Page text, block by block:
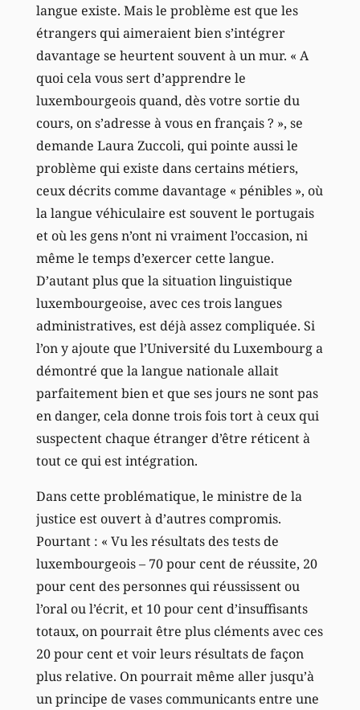
langue existe. Mais le problème est que les
étrangers qui aimeraient bien s’intégrer
davantage se heurtent souvent à un mur. « A
quoi cela vous sert d’apprendre le
luxembourgeois quand, dès votre sortie du
cours, on s’adresse à vous en français ? », se
demande Laura Zuccoli, qui pointe aussi le
problème qui existe dans certains métiers,
ceux décrits comme davantage « pénibles », où
la langue véhiculaire est souvent le portugais
et où les gens n’ont ni vraiment l’occasion, ni
même le temps d’exercer cette langue.
D’autant plus que la situation linguistique
luxembourgeoise, avec ces trois langues
administratives, est déjà assez compliquée. Si
l’on y ajoute que l’Université du Luxembourg a
démontré que la langue nationale allait
parfaitement bien et que ses jours ne sont pas
en danger, cela donne trois fois tort à ceux qui
suspectent chaque étranger d’être réticent à
tout ce qui est intégration.
Dans cette problématique, le ministre de la
justice est ouvert à d’autres compromis.
Pourtant : « Vu les résultats des tests de
luxembourgeois – 70 pour cent de réussite, 20
pour cent des personnes qui réussissent ou
l’oral ou l’écrit, et 10 pour cent d’insuffisants
totaux, on pourrait être plus cléments avec ces
20 pour cent et voir leurs résultats de façon
plus relative. On pourrait même aller jusqu’à
un principe de vases communicants entre une